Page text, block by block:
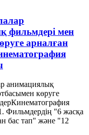
фильмдері мен
арналған
анимациялық
көруге
"6 жасқа
бас тап" жəне "12